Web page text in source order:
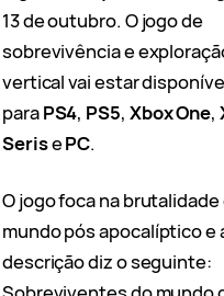
13 de outubro. O jogo de
sobrevivência e
vertical vai estar
paraPS4, PS5, Xbox One,
SerisePC.
O jogo foca na brutalidade
mundo pós apocalíptico e
descrição diz o seguinte: